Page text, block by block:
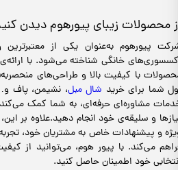
محصولات زیبای پیورهوم دیدن
پیورهوم به‌عنوان یکی از معتبرترین
خانگی شناخته می‌شود. با
با کیفیت بالا و طراحی‌های
شما برای خرید شال مبل، نشیمن، پاف
مشاوره‌ای حرفه‌ای، به شما کمک
و سلیقه‌ی خود انجام دهید.علاوه بر
و پیشنهادات خاص به مشتریان خود،
می‌کند. با پیور هوم، می‌توانید از
خود اطمینان حاصل کنید.